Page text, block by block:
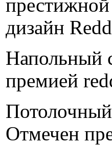
престижной
дизайн
Напольный
премией
Отмечен